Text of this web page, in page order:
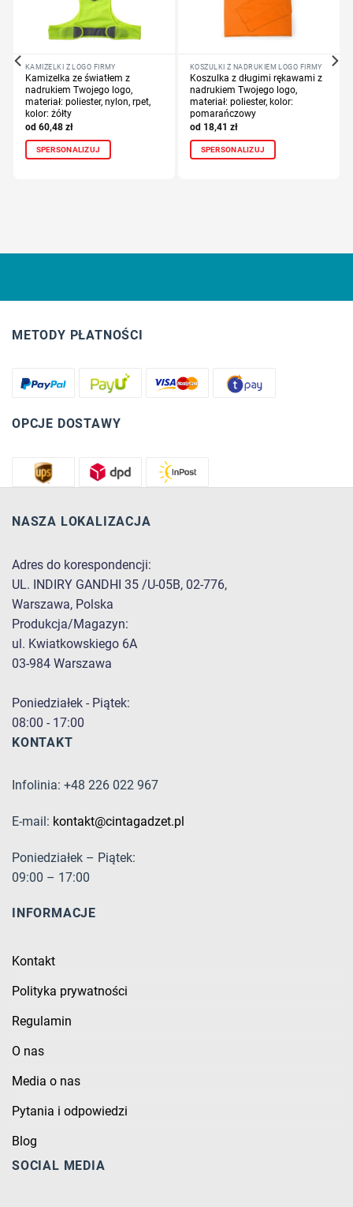
KAMIZELKI Z LOGO FIRMY
Kamizelka ze światłem z
nadrukiem Twojego logo,
materiał: poliester, nylon, rpet,
kolor: żółty
60,48 zł
SPERSONALIZUJ
KOSZULKI Z NADRUKIEM LOGO FIRMY
Koszulka z długimi rękawami z
nadrukiem Twojego logo,
materiał: poliester, kolor:
pomarańczowy
18,41 zł
SPERSONALIZUJ
METODY PŁATNOŚCI
OPCJE DOSTAWY
NASZA LOKALIZACJA
Adres do korespondencji:
UL. INDIRY GANDHI 35 /U-05B, 02-776,
Warszawa, Polska
Produkcja/Magazyn:
ul. Kwiatkowskiego 6A
03-984 Warszawa
Poniedziałek - Piątek:
08:00 - 17:00
KONTAKT
Infolinia: +48 226 022 967
E-mail: kontakt@cintagadzet.pl
Poniedziałek – Piątek:
09:00 – 17:00
INFORMACJE
Kontakt
Polityka prywatności
Regulamin
O nas
Media o nas
Pytania i odpowiedzi
Blog
SOCIAL MEDIA